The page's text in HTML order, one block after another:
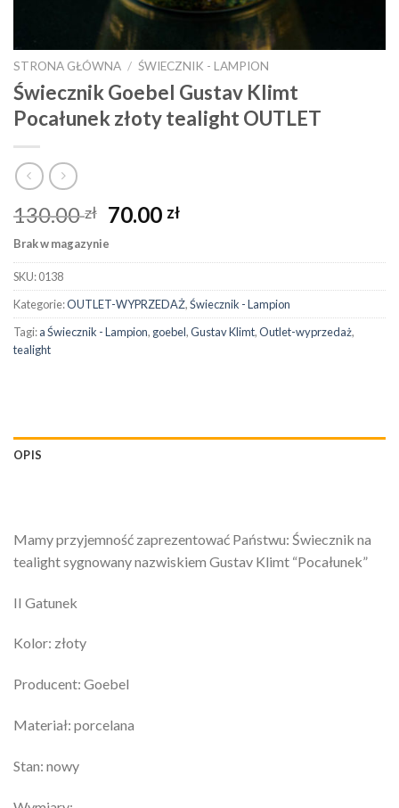
STRONA GŁÓWNA / ŚWIECZNIK - LAMPION
Świecznik Goebel Gustav Klimt
Pocałunek złoty tealight OUTLET
130.00zł 70.00 zł
Brak w magazynie
SKU:0138
Kategorie:OUTLET-WYPRZEDAŻ,Świecznik - Lampion
Tagi:a Świecznik - Lampion, goebel,Gustav Klimt,Outlet-wyprzedaż,
tealight
OPIS
Mamy przyjemność zaprezentować Państwu: Świecznik na
tealight sygnowany nazwiskiem Gustav Klimt “Pocałunek”
II Gatunek
Kolor: złoty
Producent: Goebel
Materiał: porcelana
Stan: nowy